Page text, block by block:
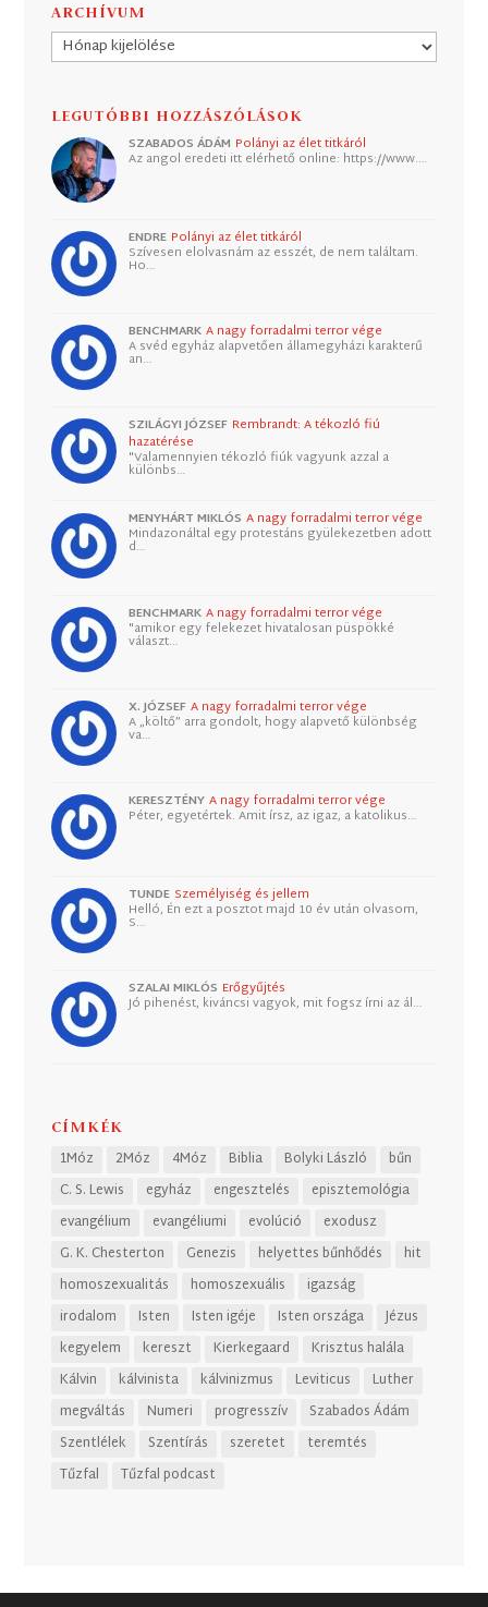
ARCHÍVUM
Archívum
LEGUTÓBBI HOZZÁSZÓLÁSOK
SZABADOS ÁDÁM Polányi az élet titkáról
Az angol eredeti itt elérhető online: https://www.…
ENDRE Polányi az élet titkáról
Szívesen elolvasnám az esszét, de nem találtam.
Ho…
BENCHMARK A nagy forradalmi terror vége
A svéd egyház alapvetően államegyházi karakterű
an…
SZILÁGYI JÓZSEF Rembrandt: A tékozló fiú
hazatérése
"Valamennyien tékozló fiúk vagyunk azzal a
különbs…
MENYHÁRT MIKLÓS A nagy forradalmi terror vége
Mindazonáltal egy protestáns gyülekezetben adott
d…
BENCHMARK A nagy forradalmi terror vége
"amikor egy felekezet hivatalosan püspökké
választ…
X. JÓZSEF A nagy forradalmi terror vége
A „költő” arra gondolt, hogy alapvető különbség
va…
KERESZTÉNY A nagy forradalmi terror vége
Péter, egyetértek. Amit írsz, az igaz, a katolikus…
TUNDE Személyiség és jellem
Helló, Én ezt a posztot majd 10 év után olvasom,
S…
SZALAI MIKLÓS Erőgyűjtés
Jó pihenést, kiváncsi vagyok, mit fogsz írni az ál…
CÍMKÉK
1Móz 2Móz 4Móz Biblia Bolyki László
bűn
C. S. Lewis
egyház engesztelés
episztemológia
evangélium
evangéliumi evolúció
exodusz
G. K. Chesterton
Genezis helyettes bűnhődés
hit
homoszexualitás
homoszexuális
igazság
irodalom
Isten Isten igéje Isten országa
Jézus
kegyelem
kereszt Kierkegaard
Krisztus halála
Kálvin
kálvinista kálvinizmus Leviticus
Luther
megváltás
Numeri progresszív
Szabados Ádám
Szentlélek
Szentírás szeretet
teremtés
Tűzfal
Tűzfal podcast